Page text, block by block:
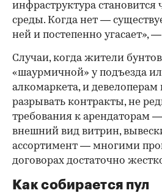
инфраструктура
среды. Когда нет —
ней и постепенно угасает»,
Случаи, когда жители
«шаурмичной» у подъезда
алкомаркета, и девелоперам
разрывать контракты, не
требования к арендаторам
внешний вид витрин,
ассортимент — многими
договорах достаточно
Как собирается пул